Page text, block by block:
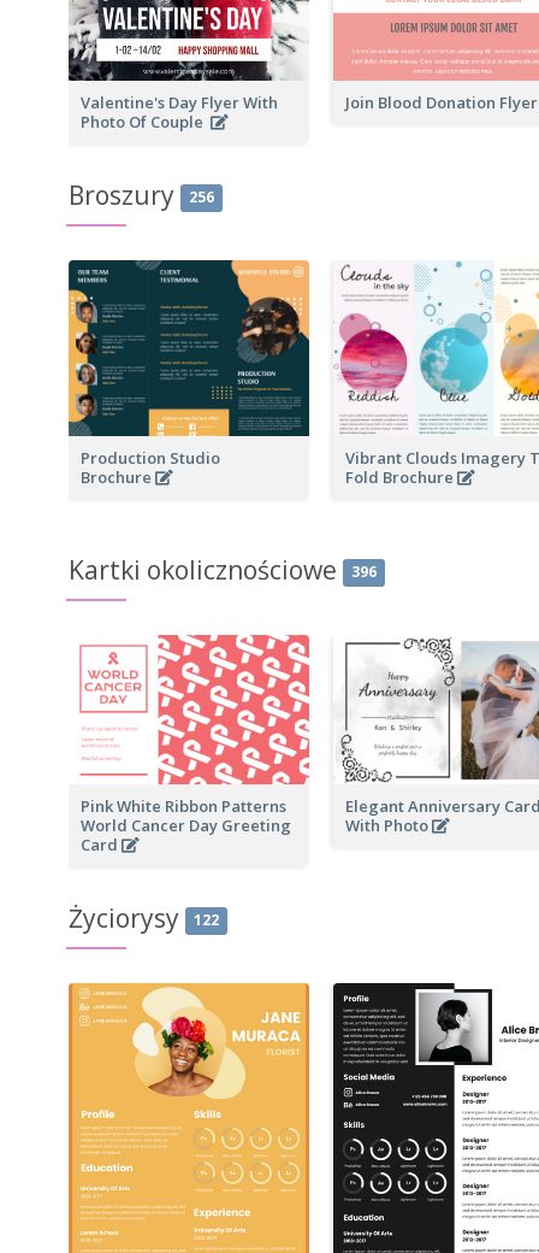
Valentine's Day Flyer With
Photo Of Couple
Join Blood Donation
Broszury 256
Production Studio
Brochure
Vibrant Clouds Imagery
Fold Brochure
Kartki okolicznościowe 396
Pink White Ribbon Patterns
World Cancer Day Greeting
Card
Elegant Anniversary
With Photo
Życiorysy 122